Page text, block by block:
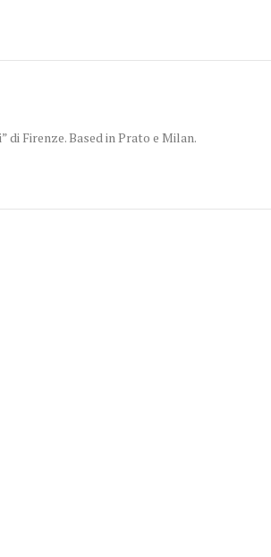
di Firenze. Based in Prato e Milan.